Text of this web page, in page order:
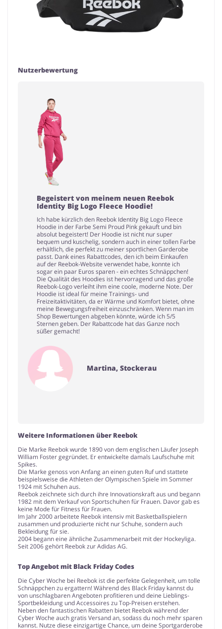
Nutzerbewertung
Begeistert von meinem neuen Reebok
Identity Big Logo Fleece Hoodie!
Ich habe kürzlich den Reebok Identity Big Logo Fleece
Hoodie in der Farbe Semi Proud Pink gekauft und bin
absolut begeistert! Der Hoodie ist nicht nur super
bequem und kuschelig, sondern auch in einer tollen Farbe
erhältlich, die perfekt zu meiner sportlichen Garderobe
passt. Dank eines Rabattcodes, den ich beim Einkaufen
auf der Reebok-Website verwendet habe, konnte ich
sogar ein paar Euros sparen - ein echtes Schnäppchen!
Die Qualität des Hoodies ist hervorragend und das große
Reebok-Logo verleiht ihm eine coole, moderne Note. Der
Hoodie ist ideal für meine Trainings- und
Freizeitaktivitäten, da er Wärme und Komfort bietet, ohne
meine Bewegungsfreiheit einzuschränken. Wenn man im
Shop Bewertungen abgeben könnte, würde ich 5/5
Sternen geben. Der Rabattcode hat das Ganze noch
süßer gemacht!
Martina, Stockerau
Weitere Informationen über Reebok
Die Marke Reebok wurde 1890 von dem englischen Läufer Joseph
William Foster gegründet. Er entwickelte damals Laufschuhe mit
Spikes.
Die Marke genoss von Anfang an einen guten Ruf und stattete
beispielsweise die Athleten der Olympischen Spiele im Sommer
1924 mit Schuhen aus.
Reebok zeichnete sich durch ihre Innovationskraft aus und begann
1982 mit dem Verkauf von Sportschuhen für Frauen. Davor gab es
keine Mode für Fitness für Frauen.
Im Jahr 2000 arbeitete Reebok intensiv mit Basketballspielern
zusammen und produzierte nicht nur Schuhe, sondern auch
Bekleidung für sie.
2004 begann eine ähnliche Zusammenarbeit mit der Hockeyliga.
Seit 2006 gehört Reebok zur Adidas AG.
Top Angebot mit Black Friday Codes
Die Cyber Woche bei Reebok ist die perfekte Gelegenheit, um tolle
Schnäppchen zu ergattern! Während des Black Friday kannst du
von unschlagbaren Angeboten profitieren und deine Lieblings-
Sportbekleidung und Accessoires zu Top-Preisen erstehen.
Neben den fantastischen Rabatten bietet Reebok während der
Cyber Woche auch gratis Versand an, sodass du noch mehr sparen
kannst. Nutze diese einzigartige Chance, um deine Sportgarderobe